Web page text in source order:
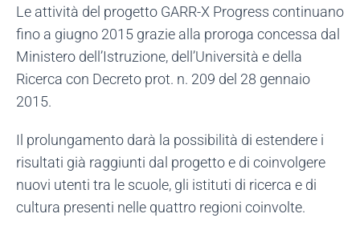
Le attività del progetto GARR-X Progress continuano
fino a giugno 2015 grazie alla proroga concessa dal
Ministero dell’Istruzione, dell’Università e della
Ricerca con Decreto prot. n. 209 del 28 gennaio
2015.
Il prolungamento darà la possibilità di estendere i
risultati già raggiunti dal progetto e di coinvolgere
nuovi utenti tra le scuole, gli istituti di ricerca e di
cultura presenti nelle quattro regioni coinvolte.